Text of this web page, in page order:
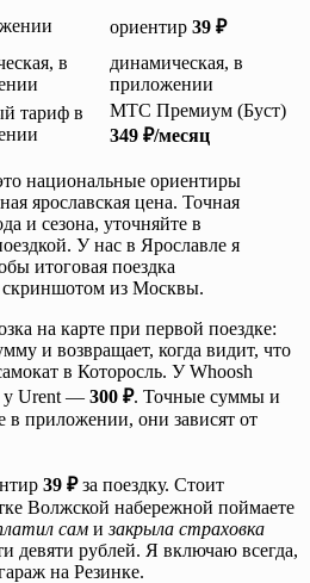
ориентир 39 ₽
в
динамическая, в
приложении
тариф в
МТС Премиум (Буст)
349 ₽/месяц
национальные ориентиры
ярославская цена. Точная
и сезона, уточняйте в
У нас в Ярославле я
итоговая поездка
скриншотом из Москвы.
на карте при первой поездке:
и возвращает, когда видит, что
в Которосль. У Whoosh
у Urent — 300 ₽. Точные суммы и
в приложении, они зависят от
39 ₽за поездку. Стоит
Волжской набережной поймаете
сам изакрыла страховка
девяти рублей. Я включаю всегда,
на Резинке.